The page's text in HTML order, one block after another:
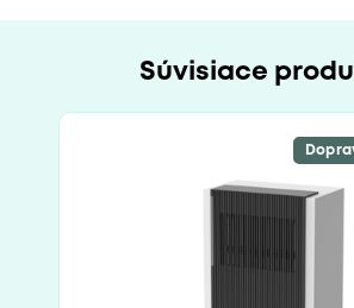
Súvisiace